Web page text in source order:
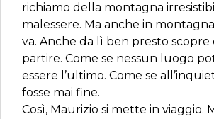
richiamo della montagna
malessere. Ma anche in
va. Anche da lì ben presto scopre
partire. Come se nessun luogo
essere l’ultimo. Come se
fosse mai fine.
Così, Maurizio si mette in viaggio.